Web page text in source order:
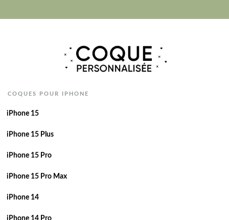
COQUES POUR IPHONE
iPhone 15
iPhone 15 Plus
iPhone 15 Pro
iPhone 15 Pro Max
iPhone 14
iPhone 14 Pro